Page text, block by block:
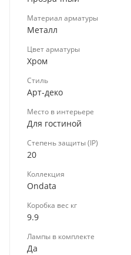
Материал арматуры
Металл
Цвет арматуры
Хром
Стиль
Арт-деко
Место в интерьере
Для гостиной
Степень защиты (IP)
20
Коллекция
Ondata
Коробка вес кг
9.9
Лампы в комплекте
Да